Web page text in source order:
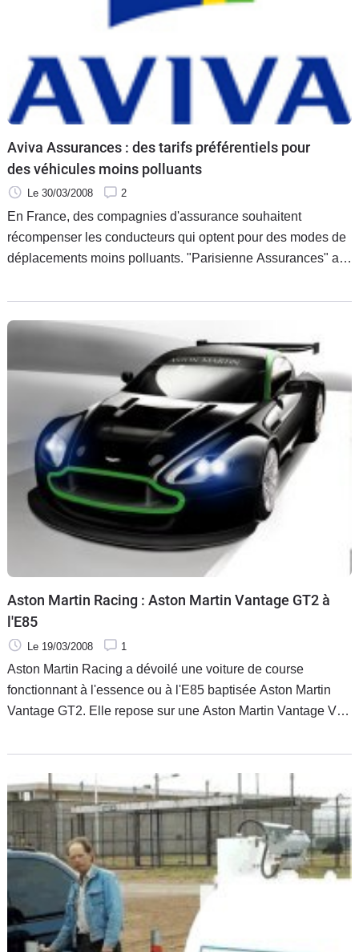
Aviva Assurances : des tarifs préférentiels pour
des véhicules moins polluants
Le 30/03/2008 2
En France, des compagnies d'assurance souhaitent
récompenser les conducteurs qui optent pour des modes de
déplacements moins polluants. "Parisienne Assurances" a
économique baptisée
Aston Martin Racing : Aston Martin Vantage GT2 à
l'E85
Le 19/03/2008 1
Aston Martin Racing a dévoilé une voiture de course
fonctionnant à l'essence ou à l'E85 baptisée Aston Martin
Vantage GT2. Elle repose sur une Aston Martin Vantage V8
européen ainsi